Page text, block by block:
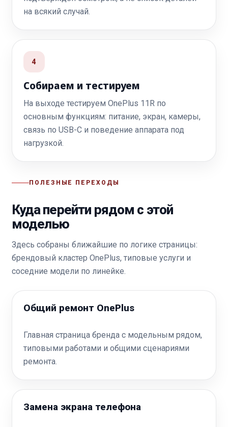
на всякий случай.
4
Собираем и тестируем
На выходе тестируем OnePlus 11R по
основным функциям: питание, экран, камеры,
связь по USB-C и поведение аппарата под
нагрузкой.
ПОЛЕЗНЫЕ ПЕРЕХОДЫ
Куда перейти рядом с этой
моделью
Здесь собраны ближайшие по логике страницы:
брендовый кластер OnePlus, типовые услуги и
соседние модели по линейке.
Общий ремонт OnePlus
Главная страница бренда с модельным рядом,
типовыми работами и общими сценариями
ремонта.
Замена экрана телефона